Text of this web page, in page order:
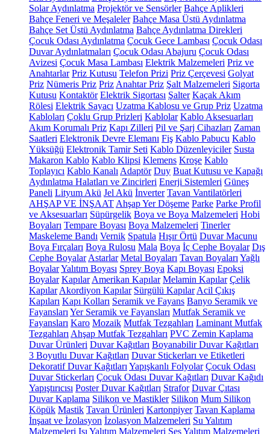
Solar Aydınlatma Projektör ve Sensörler Bahçe Aplikleri
Bahçe Feneri ve Meşaleler Bahçe Masa Üstü Aydınlatma
Bahçe Set Üstü Aydınlatma Bahçe Aydınlatma Direkleri
Çocuk Odası Aydınlatma Çocuk Gece Lambası Çocuk Odası
Duvar Aydınlatmaları Çocuk Odası Abajuru Çocuk Odası
Avizesi Çocuk Masa Lambası Elektrik Malzemeleri Priz ve
Anahtarlar Priz Kutusu Telefon Prizi Priz Çerçevesi Golyat
Priz Nümeris Priz Priz Anahtar Priz Şalt Malzemeleri Sigorta
Kutusu Kontaktör Elektrik Sigortası Şalter Kaçak Akım
Rölesi Elektrik Sayacı Uzatma Kablosu ve Grup Priz Uzatma
Kabloları Çoklu Grup Prizleri Kablolar Kablo Aksesuarları
Akım Korumalı Priz Kapı Zilleri Pil ve Şarj Cihazları Zaman
Saatleri Elektronik Devre Elemanı Fiş Kablo Pabucu Kablo
Yüksüğü Elektronik Tamir Seti Kablo Düzenleyiciler Susta
Makaron Kablo Kablo Klipsi Klemens Kroşe Kablo
Toplayıcı Kablo Kanalı Adaptör Duy Buat Kutusu ve Kapağı
Aydınlatma Halatları ve Zincirleri Enerji Sistemleri Güneş
Paneli Lityum Akü Jel Akü İnverter Tavan Vantilatörleri
AHŞAP VE İNŞAAT Ahşap Yer Döşeme Parke Parke Profil
ve Aksesuarları Süpürgelik Boya ve Boya Malzemeleri Hobi
Boyaları Tempare Boyası Boya Malzemeleri Tinerler
Maskeleme Bandı Vernik Spatula Hışır Örtü Duvar Macunu
Boya Fırçaları Boya Rulosu Mala Boya İç Cephe Boyalar Dış
Cephe Boyalar Astarlar Metal Boyaları Tavan Boyaları Yağlı
BoyalarYalıtım Boyası Sprey Boya Kapı Boyası Epoksi
Boyalar Kapılar Amerikan Kapılar Melamin Kapılar Çelik
Kapılar Akordiyon Kapılar Sürgülü Kapılar Acil Çıkış
Kapıları Kapı Kolları Seramik ve Fayans Banyo Seramik ve
Fayansları Yer Seramik ve Fayansları Mutfak Seramik ve
Fayansları Karo Mozaik Mutfak Tezgahları Laminant Mutfak
Tezgahları Ahşap Mutfak Tezgahları PVC Zemin Kaplama
Duvar Ürünleri Duvar Kağıtları Boyanabilir Duvar Kağıtları
3 Boyutlu Duvar Kağıtları Duvar Stickerları ve Etiketleri
Dekoratif Duvar Kağıtları Yapışkanlı Folyolar Çocuk Odası
Duvar Stickerları Çocuk Odası Duvar Kağıtları Duvar Kağıdı
Yapıştırıcısı Poster Duvar Kağıtları Strafor Duvar Çıtası
Duvar Kaplama Silikon ve Mastikler Silikon Mum Silikon
Köpük Mastik Tavan Ürünleri Kartonpiyer Tavan Kaplama
İnşaat ve İzolasyon İzolasyon Malzemeleri Su Yalıtım
Malzemeleri Isı Yalıtım Malzemeleri Ses Yalıtım Malzemeleri